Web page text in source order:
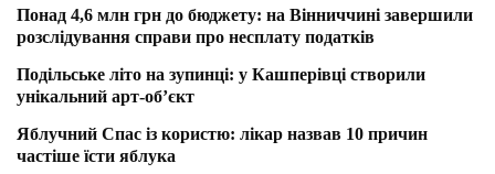
Понад 4,6 млн грн до бюджету: на Вінниччині завершили
розслідування справи про несплату податків
Подільське літо на зупинці: у Кашперівці створили
унікальний арт-об’єкт
Яблучний Спас із користю: лікар назвав 10 причин
частіше їсти яблука